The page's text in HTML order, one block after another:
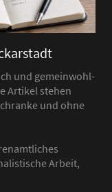
und gemeinwohl-
Artikel stehen
und ohne
Arbeit,